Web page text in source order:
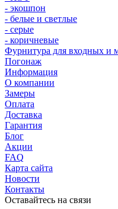
- экошпон
- белые и светлые
- серые
- коричневые
Фурнитура для входных и
Погонаж
Информация
О компании
Замеры
Оплата
Доставка
Гарантия
Блог
Акции
FAQ
Карта сайта
Новости
Контакты
Оставайтесь на связи